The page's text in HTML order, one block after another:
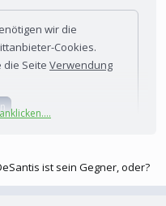
wir die
Cookies.
Seite Verwendung
ist sein Gegner, oder?